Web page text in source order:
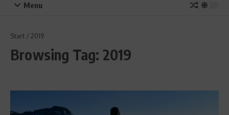
Menu
Start / 2019
Browsing Tag: 2019